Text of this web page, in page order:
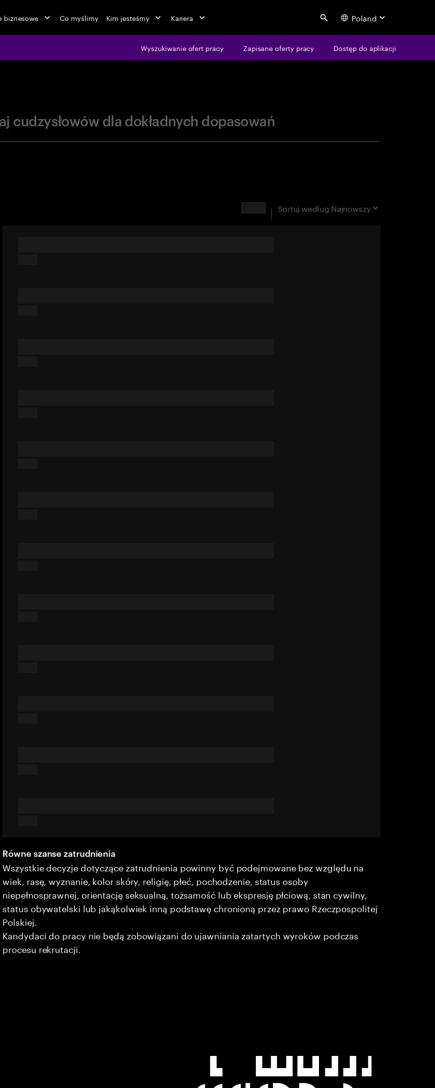
biznesowe Co myślimy Kim jesteśmy Kariera Search Poland
at Accenture
Wyszukiwanie ofert pracy Zapisane oferty pracy Dostęp do aplikacji
cudzysłowów dla dokładnych dopasowań
Sortuj według Najnowszy
Równe szanse zatrudnienia
Wszystkie decyzje dotyczące zatrudnienia powinny być podejmowane bez względu na
wiek, rasę, wyznanie, kolor skóry, religię, płeć, pochodzenie, status osoby
niepełnosprawnej, orientację seksualną, tożsamość lub ekspresję płciową, stan cywilny,
status obywatelski lub jakąkolwiek inną podstawę chronioną przez prawo Rzeczpospolitej
Polskiej.
Kandydaci do pracy nie będą zobowiązani do ujawniania zatartych wyroków podczas
procesu rekrutacji.